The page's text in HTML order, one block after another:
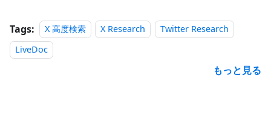
Tags: X 高度検索 X Research
Twitter Research
LiveDoc
もっと見る